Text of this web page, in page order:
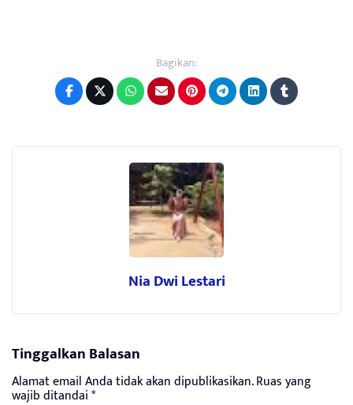
Bagikan:
Nia Dwi Lestari
Tinggalkan Balasan
Alamat email Anda tidak akan dipublikasikan.Ruas yang
wajib ditandai*